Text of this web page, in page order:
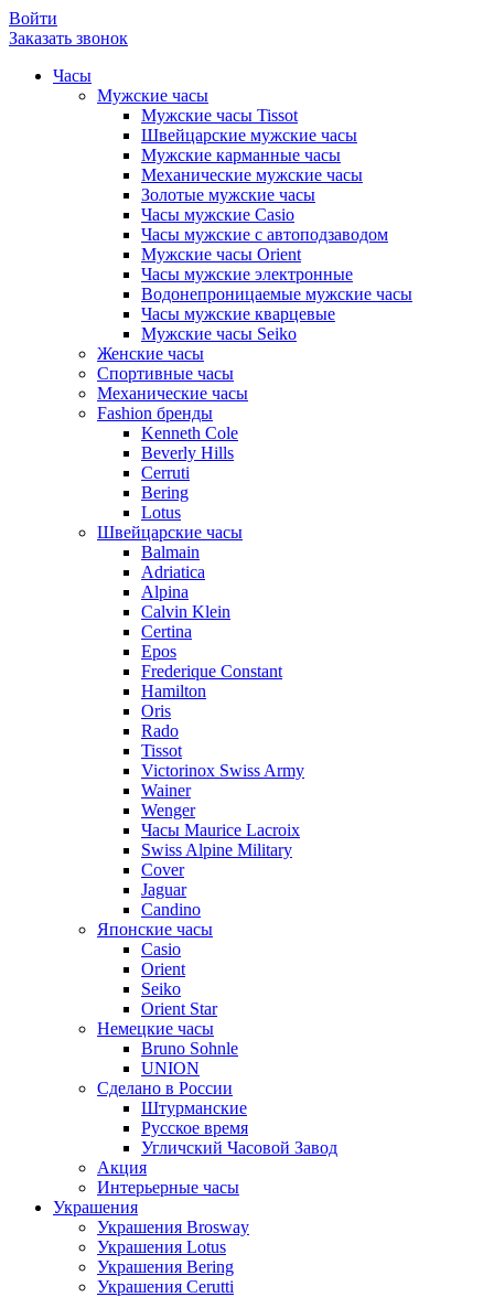
Войти
Заказать звонок
Часы
Мужские часы
Мужские часы Tissot
Швейцарские мужские часы
Мужские карманные часы
Механические мужские часы
Золотые мужские часы
Часы мужские Casio
Часы мужские с автоподзаводом
Мужские часы Orient
Часы мужские электронные
Водонепроницаемые мужские часы
Часы мужские кварцевые
Мужские часы Seiko
Женские часы
Спортивные часы
Механические часы
Fashion бренды
Kenneth Cole
Beverly Hills
Cerruti
Bering
Lotus
Швейцарские часы
Balmain
Adriatica
Alpina
Calvin Klein
Certina
Epos
Frederique Constant
Hamilton
Oris
Rado
Tissot
Victorinox Swiss Army
Wainer
Wenger
Часы Maurice Lacroix
Swiss Alpine Military
Cover
Jaguar
Candino
Японские часы
Casio
Orient
Seiko
Orient Star
Немецкие часы
Bruno Sohnle
UNION
Сделано в России
Штурманские
Русское время
Угличский Часовой Завод
Акция
Интерьерные часы
Украшения
Украшения Brosway
Украшения Lotus
Украшения Bering
Украшения Cerutti